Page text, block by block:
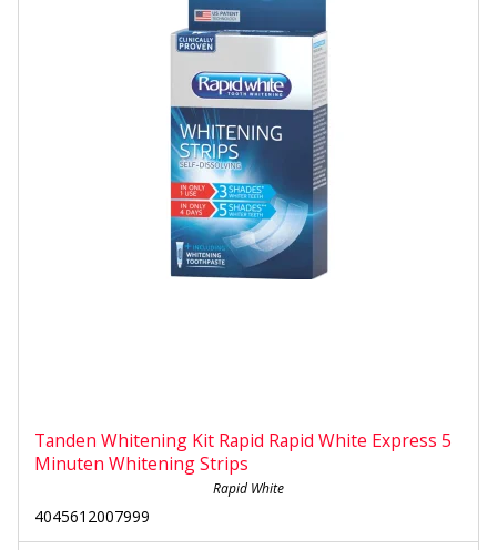
Tanden Whitening Kit Rapid Rapid White Express 5
Minuten Whitening Strips
Rapid White
4045612007999